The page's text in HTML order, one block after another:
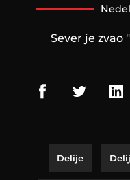
Sever je zvao
Delije